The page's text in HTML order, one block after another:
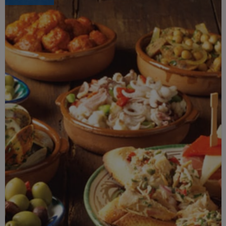
dire inglesi, per esempio, può fare
davvero la differenza nel tuo livello
linguistico.